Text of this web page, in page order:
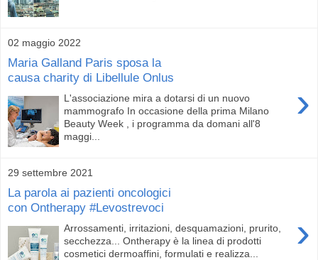
02 maggio 2022
Maria Galland Paris sposa la
causa charity di Libellule Onlus
›
L'associazione mira a dotarsi di un nuovo
mammografo In occasione della prima Milano
Beauty Week , i programma da domani all'8
maggi...
29 settembre 2021
La parola ai pazienti oncologici
con Ontherapy #Levostrevoci
›
Arrossamenti, irritazioni, desquamazioni, prurito,
secchezza... Ontherapy è la linea di prodotti
cosmetici dermoaffini, formulati e realizza...